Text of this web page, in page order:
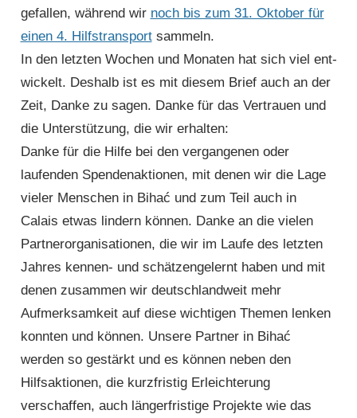
gefallen, während wir noch bis zum 31. Oktober für
einen 4. Hilfs­transportsam­meln.
In den letzten Wochen und Monaten hat sich viel ent­
wickelt. Deshalb ist es mit diesem Brief auch an der
Zeit, Danke zu sagen. Danke für das Vertrauen und
die Unter­stützung, die wir erhalten:
Danke für die Hilfe bei den vergangenen oder
laufenden Spenden­aktionen, mit denen wir die Lage
vieler Menschen in Bihać und zum Teil auch in
Calais etwas lindern können. Danke an die vielen
Partner­organisationen, die wir im Laufe des letzten
Jahres kennen- und schätzengelernt haben und mit
denen zusammen wir deutsch­land­weit mehr
Aufmerksamkeit auf diese wichtigen Themen lenken
konnten und können. Unsere Partner in Bihać
werden so gestärkt und es können neben den
Hilfsaktionen, die kurzfristig Erleichterung
verschaffen, auch längerfristige Projekte wie das